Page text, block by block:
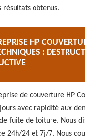
résultats obtenus.
HP
:
de couverture HP
avec rapidité aux
fuite de toiture. Nous
24h/24 et 7j/7. Nous